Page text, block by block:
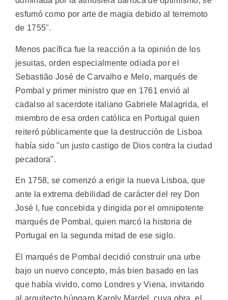
esfumó como por arte de magia debido al terremoto
de 1755".
Menos pacífica fue la reacción a la opinión de los
jesuitas, orden especialmente odiada por el
Sebastião José de Carvalho e Melo, marqués de
Pombal y primer ministro que en 1761 envió al
cadalso al sacerdote italiano Gabriele Malagrida, el
miembro de esa orden católica en Portugal quien
reiteró públicamente que la destrucción de Lisboa
había sido "un justo castigo de Dios contra la ciudad
pecadora".
En 1758, se comenzó a erigir la nueva Lisboa, que
ante la extrema debilidad de carácter del rey Don
José I, fue concebida y dirigida por el omnipotente
marqués de Pombal, quien marcó la historia de
Portugal en la segunda mitad de ese siglo.
El marqués de Pombal decidió construir una urbe
bajo un nuevo concepto, más bien basado en las
que había vivido, como Londres y Viena, invitando
al arquitecto húngaro Karoly Mardel, cuya obra, el